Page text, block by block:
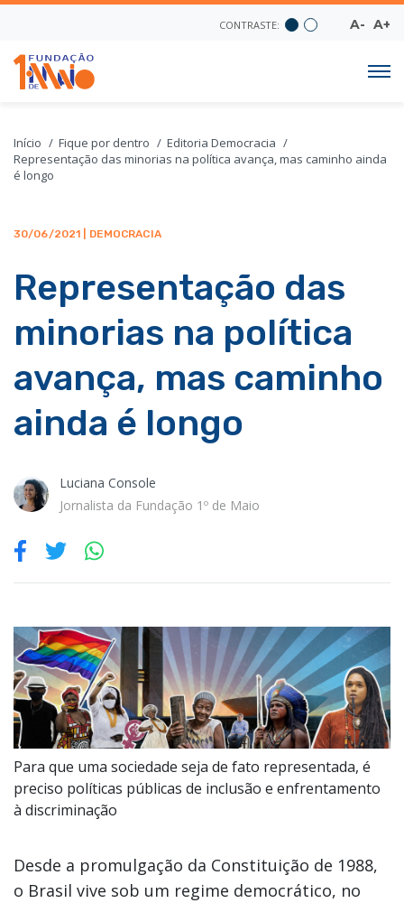
CONTRASTE: A- A+
Início Fique por dentro
Editoria Democracia
Representação das minorias na política avança, mas caminho ainda
é longo
30/06/2021 | DEMOCRACIA
Representação das
minorias na política
avança, mas caminho
ainda é longo
Luciana Console
Jornalista da Fundação 1º de Maio
Para que uma sociedade seja de fato representada, é
preciso políticas públicas de inclusão e enfrentamento
à discriminação
Desde a promulgação da Constituição de 1988,
o Brasil vive sob um regime democrático, no